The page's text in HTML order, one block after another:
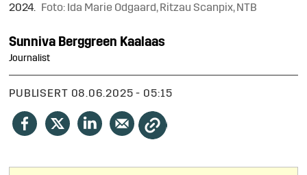
2024.
Foto: Ida Marie Odgaard, Ritzau Scanpix, NTB
Sunniva Berggreen Kaalaas
Journalist
PUBLISERT 08.06.2025 - 05:15